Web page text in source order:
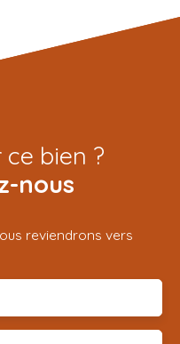
bien ?
nous
reviendrons vers